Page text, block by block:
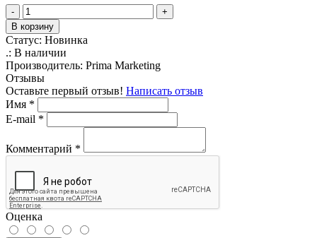
-
+
В корзину
Статус: Новинка
.: В наличии
Производитель: Prima Marketing
Отзывы
Оставьте первый отзыв! Написать отзыв
Имя *
E-mail *
Комментарий *
Оценка